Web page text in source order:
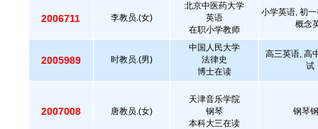
2006711 李教员.(女)
北京中医药大学
英语
在职小学教师
小学英语, 初
概念
2005989 时教员.(男)
中国人民大学
法律史
博士在读
高三英语, 高
试
2007008 唐教员.(女)
天津音乐学院
钢琴
本科大三在读
钢琴